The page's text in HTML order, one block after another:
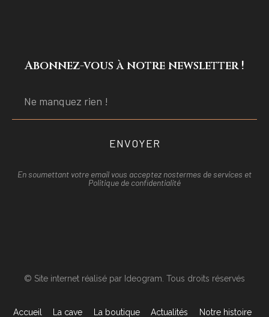
Abonnez-vous à notre newsletter !
ENVOYER
En soumettant votre email vous acceptez nostermes de services et
Politique de confidentialité
© Site internet réalisé par Ideogram. Tous droits réservés
Accueil La cave La boutique Actualités Notre histoire